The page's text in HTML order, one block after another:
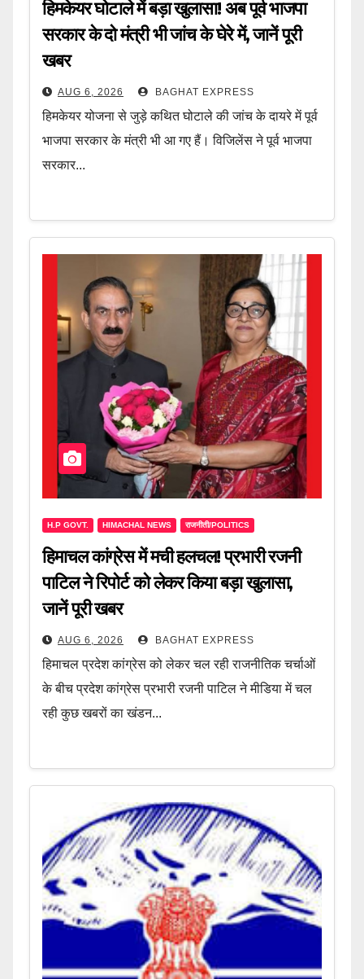
हिमकेयर घोटाले में बड़ा खुलासा! अब पूर्व भाजपा
सरकार के दो मंत्री भी जांच के घेरे में, जानें पूरी
खबर
AUG 6, 2026 BAGHAT EXPRESS
हिमकेयर योजना से जुड़े कथित घोटाले की जांच के दायरे में पूर्व
भाजपा सरकार के मंत्री भी आ गए हैं। विजिलेंस ने पूर्व भाजपा
सरकार...
H.P GOVT. HIMACHAL NEWS राजनीती/POLITICS
हिमाचल कांग्रेस में मची हलचल! प्रभारी रजनी
पाटिल ने रिपोर्ट को लेकर किया बड़ा खुलासा,
जानें पूरी खबर
AUG 6, 2026 BAGHAT EXPRESS
हिमाचल प्रदेश कांग्रेस को लेकर चल रही राजनीतिक चर्चाओं
के बीच प्रदेश कांग्रेस प्रभारी रजनी पाटिल ने मीडिया में चल
रही कुछ खबरों का खंडन...